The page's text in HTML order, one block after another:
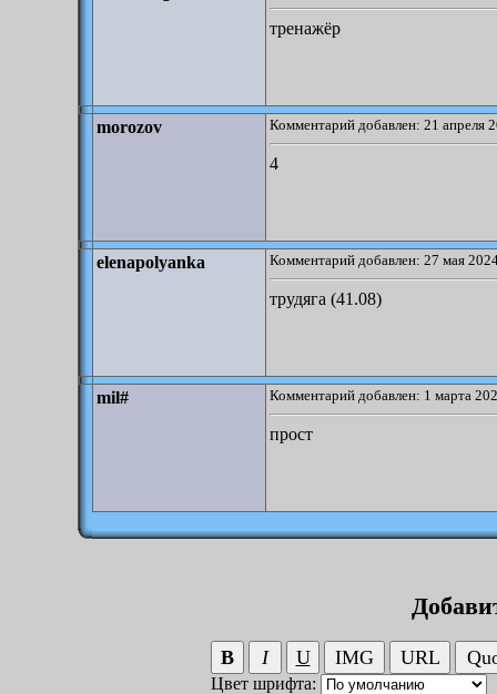
тренажёр
morozov Комментарий добавлен: 21 апреля
4
elenapolyanka Комментарий добавлен: 27 мая
трудяга (41.08)
mil# Комментарий добавлен: 1 марта
прост
Цвет шрифта: